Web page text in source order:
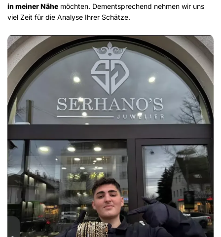
in meiner Nähe möchten. Dementsprechend nehmen wir uns
viel Zeit für die Analyse Ihrer Schätze.